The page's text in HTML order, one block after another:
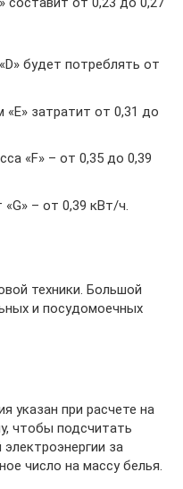
будет потреблять от
«Е» затратит от 0,31 до
«F» – от 0,35 до 0,39
– от 0,39 кВт/ч.
техники. Большой
и посудомоечных
указан при расчете на
чтобы подсчитать
за
число на массу белья.